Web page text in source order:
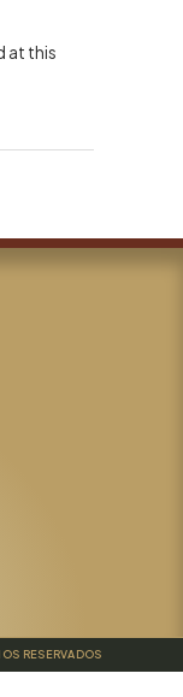
at this
RESERVADOS